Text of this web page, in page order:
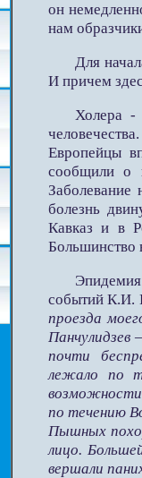
он
нам
Для
И причем
Холера -
Европейцы
сообщили о
Заболевание
болезнь
Кавказ и в
Большинство
Эпидемия
событий К.И.
проезда
Панчулидзев
почти
лежало по
по течению
Пышных
лицо.
вершали